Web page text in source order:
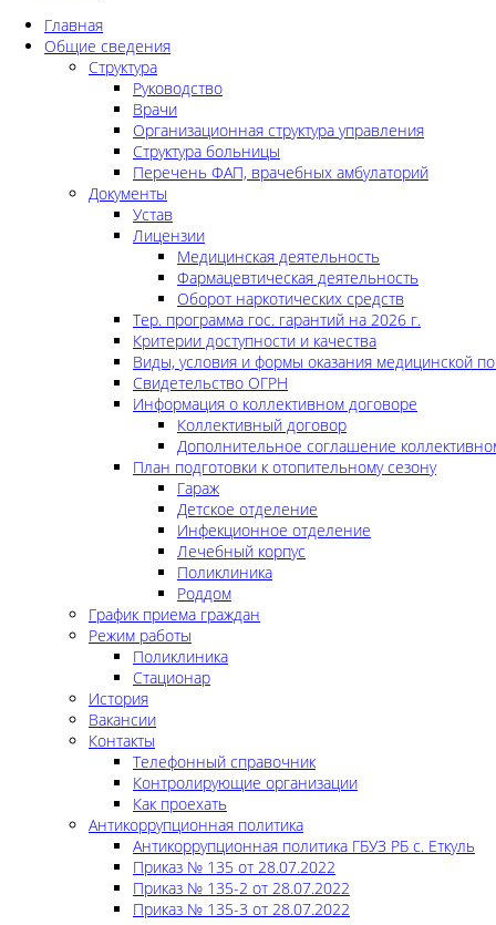
Главная
Общие сведения
Структура
Руководство
Врачи
Организационная структура управления
Структура больницы
Перечень ФАП, врачебных амбулаторий
Документы
Устав
Лицензии
Медицинская деятельность
Фармацевтическая деятельность
Оборот наркотических средств
Тер. программа гос. гарантий на 2026 г.
Критерии доступности и качества
Виды, условия и формы оказания медицинской
Свидетельство ОГРН
Информация о коллективном договоре
Коллективный договор
Дополнительное соглашение
План подготовки к отопительному сезону
Гараж
Детское отделение
Инфекционное отделение
Лечебный корпус
Поликлиника
Роддом
График приема граждан
Режим работы
Поликлиника
Стационар
История
Вакансии
Контакты
Телефонный справочник
Контролирующие организации
Как проехать
Антикоррупционная политика
Антикоррупционная политика ГБУЗ РБ с. Еткуль
Приказ № 135 от 28.07.2022
Приказ № 135-2 от 28.07.2022
Приказ № 135-3 от 28.07.2022